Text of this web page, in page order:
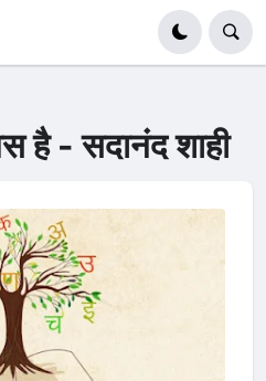
है - सदानंद शाही